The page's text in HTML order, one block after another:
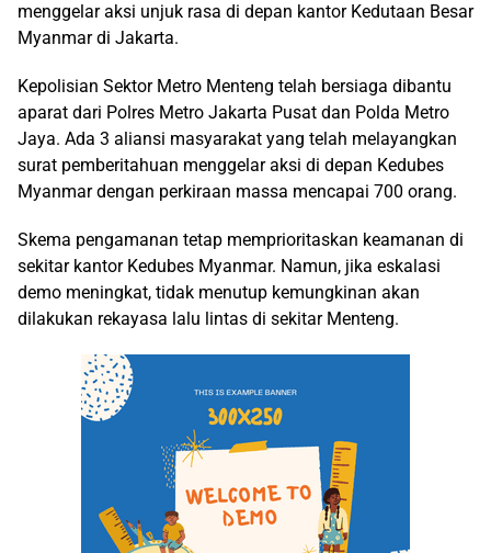
menggelar aksi unjuk rasa di depan kantor Kedutaan Besar
Myanmar di Jakarta.
Kepolisian Sektor Metro Menteng telah bersiaga dibantu
aparat dari Polres Metro Jakarta Pusat dan Polda Metro
Jaya. Ada 3 aliansi masyarakat yang telah melayangkan
surat pemberitahuan menggelar aksi di depan Kedubes
Myanmar dengan perkiraan massa mencapai 700 orang.
Skema pengamanan tetap memprioritaskan keamanan di
sekitar kantor Kedubes Myanmar. Namun, jika eskalasi
demo meningkat, tidak menutup kemungkinan akan
dilakukan rekayasa lalu lintas di sekitar Menteng.